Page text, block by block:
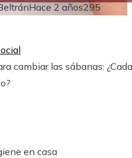
Hace 2 años295
cambiar las sábanas: ¿Cada
en casa